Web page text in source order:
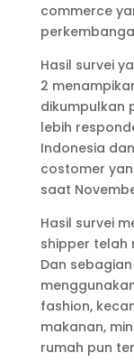
commerce
Hasil survei
2
dikumpulkan
lebih
Indonesia
costomer
saat
Hasil survei
shipper telah
Dan
fashion,
makanan,
rumah pun